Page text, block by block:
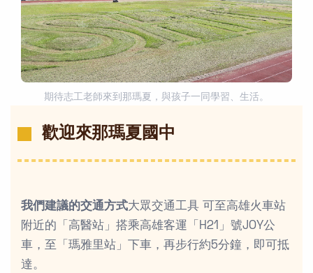
期待志工老師來到那瑪夏，與孩子一同學習、生活。
歡迎來那瑪夏國中
我們建議的交通方式大眾交通工具 可至高雄火車站
附近的「高醫站」搭乘高雄客運「H21」號JOY公
車，至「瑪雅里站」下車，再步行約5分鐘，即可抵
達。